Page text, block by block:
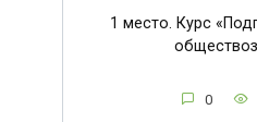
1 место. Курс
0